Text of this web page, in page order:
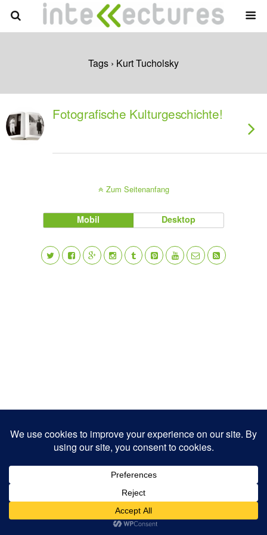
Tags › Kurt Tucholsky
Fotografische Kulturgeschichte!
Zum Seitenanfang
Mobil Desktop